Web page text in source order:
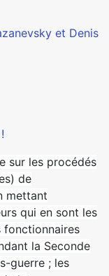
et Denis
sur les procédés
de
mettant
qui en sont les
fonctionnaires
la Seconde
guerre ; les